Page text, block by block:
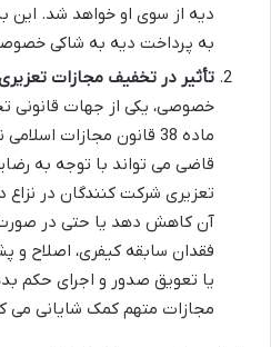
دیه از سوی او خواهد شد. این
به پرداخت دیه به شاکی
تأثیر در تخفیف مجازات
خصوصی، یکی از جهات قانونی
ماده 38 قانون مجازات
قاضی می تواند با توجه به
تعزیری شرکت کنندگان در
آن کاهش دهد یا حتی در صورت
فقدان سابقه کیفری، اصلاح و
یا تعویق صدور و اجرای حکم
مجازات متهم کمک شایانی می